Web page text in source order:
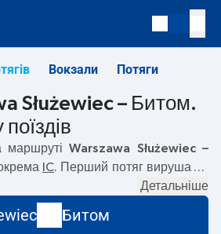
Вокзали Потяги
Służewiec – Битом.
маршруті Warszawa Służewiec –
IC
. Перший потяг вирушає о
також інші потяги:
Детальніше
Битом